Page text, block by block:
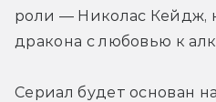
роли — Николас Кейдж,
дракона с любовью к
Сериал будет основан